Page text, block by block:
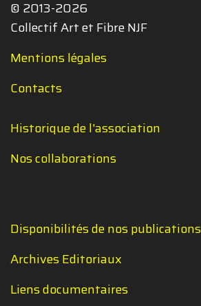
© 2013-2026
Collectif Art et Fibre NJF
Mentions légales
Contacts
Historique de l'association
Nos collaborations
Disponibilités de nos publications
Archives Editoriaux
Liens documentaires